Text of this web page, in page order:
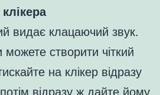
видає клацаючий звук.
створити чіткий
на клікер відразу
відразу ж дайте йому